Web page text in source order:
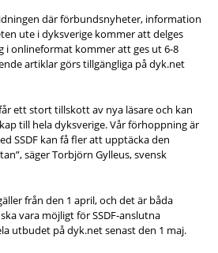
där förbundsnyheter, information
ute i dyksverige kommer att delges
i onlineformat kommer att ges ut 6-8
artiklar görs tillgängliga på dyk.net
ett stort tillskott av nya läsare och kan
till hela dyksverige. Vår förhoppning är
SSDF kan få fler att upptäcka den
säger Torbjörn Gylleus, svensk
från den 1 april, och det är båda
vara möjligt för SSDF-anslutna
utbudet på dyk.net senast den 1 maj.